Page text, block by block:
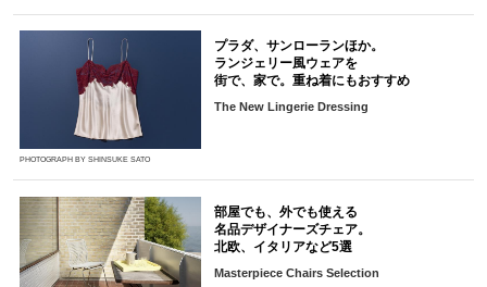
PHOTOGRAPH BY SHINSUKE SATO
プラダ、サンローランほか。
ランジェリー風ウェアを
街で、家で。重ね着にもおすすめ
The New Lingerie Dressing
部屋でも、外でも使える
名品デザイナーズチェア。
北欧、イタリアなど5選
Masterpiece Chairs Selection